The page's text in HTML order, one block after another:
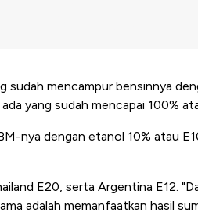
sudah mencampur bensinnya
yang sudah mencapai 100%
nya dengan etanol 10% atau
E20, serta Argentina E12.
adalah memanfaatkan hasil